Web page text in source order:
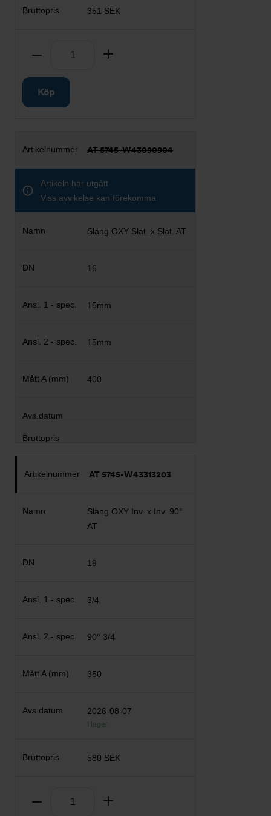
351 SEK
Ta bort
Köp
AT 5745-W43090904
Artikeln har utgått
Viss avvikelse kan förekomma
Slang OXY Slät. x Slät. AT
16
15mm
15mm
400
AT 5745-W43313203
Slang OXY Inv. x Inv. 90°
AT
19
3/4
90° 3/4
350
2026-08-07
I lager
580 SEK
Ta bort